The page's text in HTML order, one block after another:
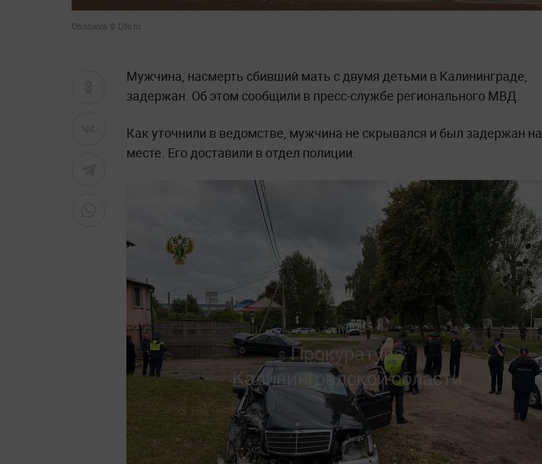
Обложка © Life.ru
Мужчина, насмерть сбивший мать с двумя детьми в Калининграде,
задержан. Об этом сообщили в пресс-службе регионального МВД.
Как уточнили в ведомстве, мужчина не скрывался и был задержан на
месте. Его доставили в отдел полиции.